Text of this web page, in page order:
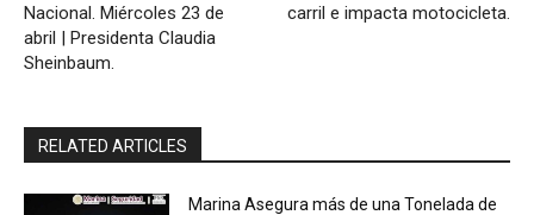
Nacional. Miércoles 23 de
abril | Presidenta Claudia
Sheinbaum.
carril e impacta motocicleta.
RELATED ARTICLES
Marina Asegura más de una Tonelada de